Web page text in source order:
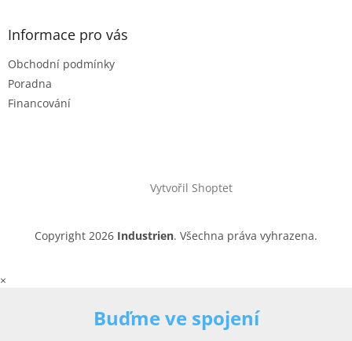
Informace pro vás
Obchodní podmínky
Poradna
Financování
Vytvořil Shoptet
Copyright 2026 Industrien. Všechna práva vyhrazena.
×
Buďme ve spojení